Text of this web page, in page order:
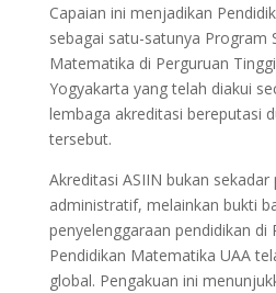
Capaian ini menjadikan
sebagai satu-satunya Program
Matematika di Perguruan
Yogyakarta yang telah diakui
lembaga akreditasi bereputasi
tersebut.
Akreditasi ASIIN bukan sekadar
administratif, melainkan bukti
penyelenggaraan pendidikan di
Pendidikan Matematika UAA
global. Pengakuan ini